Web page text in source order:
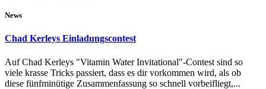
News
Chad Kerleys Einladungscontest
Auf Chad Kerleys "Vitamin Water Invitational"-Contest sind so
viele krasse Tricks passiert, dass es dir vorkommen wird, als ob
diese fünfminütige Zusammenfassung so schnell vorbeifliegt,...